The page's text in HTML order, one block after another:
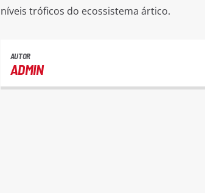
níveis tróficos do ecossistema ártico.
AUTOR
ADMIN